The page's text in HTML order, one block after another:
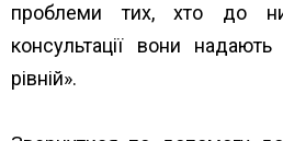
проблеми тих, хто до
консультації вони
рівній».